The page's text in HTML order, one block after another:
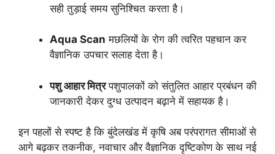
सही तुड़ाई समय सुनिश्चित करता है।
Aqua Scan मछलियों के रोग की त्वरित पहचान कर
वैज्ञानिक उपचार सलाह देता है।
पशु आहार मित्रपशुपालकों को संतुलित आहार प्रबंधन की
जानकारी देकर दुग्ध उत्पादन बढ़ाने में सहायक है।
इन पहलों से स्पष्ट है कि बुंदेलखंड में कृषि अब परंपरागत सीमाओं से
आगे बढ़कर तकनीक, नवाचार और वैज्ञानिक दृष्टिकोण के साथ नई